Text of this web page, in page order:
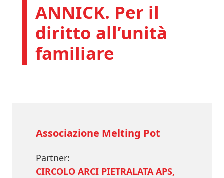
ANNICK. Per il
diritto all’unità
familiare
Associazione Melting Pot
Partner:
CIRCOLO ARCI PIETRALATA APS,